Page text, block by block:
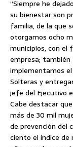
“Siempre he
su bienestar son
familia, de la que
otorgamos ocho
municipios, con el
empresa;
implementamos
Solteras y
jefe del Ejecutivo
Cabe destacar
más de 30 mil
de prevención del
ciento el índice